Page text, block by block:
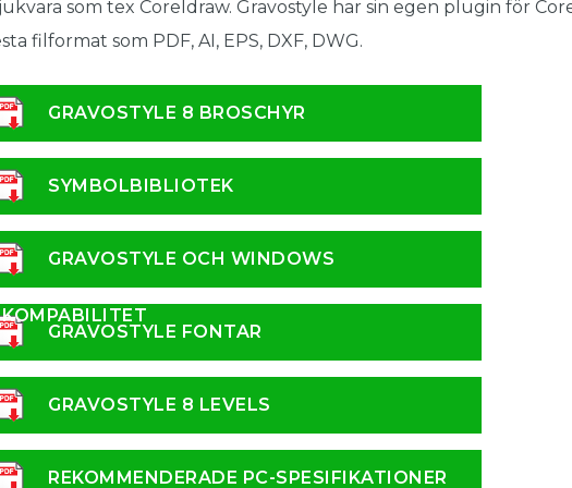
som tex Coreldraw. Gravostyle har sin egen plugin för
filformat som PDF, AI, EPS, DXF, DWG.
GRAVOSTYLE 8 BROSCHYR
SYMBOLBIBLIOTEK
GRAVOSTYLE OCH WINDOWS
KOMPABILITET
GRAVOSTYLE FONTAR
GRAVOSTYLE 8 LEVELS
REKOMMENDERADE PC-SPESIFIKATIONER